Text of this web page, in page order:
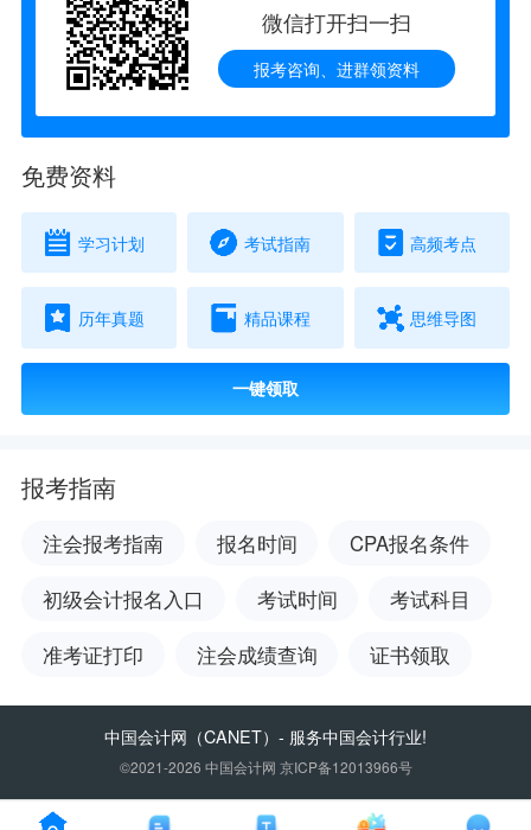
微信打开扫一扫
报考咨询、进群领资料
免费资料
学习计划 考试指南 高频考点
历年真题 精品课程 思维导图
一键领取
报考指南
注会报考指南 报名时间
CPA报名条件
初级会计报名入口
考试时间
考试科目
准考证打印
注会成绩查询 证书领取
中国会计网 （CANET）- 服务中国会计行业!
©2021-2026 中国会计网 京ICP备12013966号